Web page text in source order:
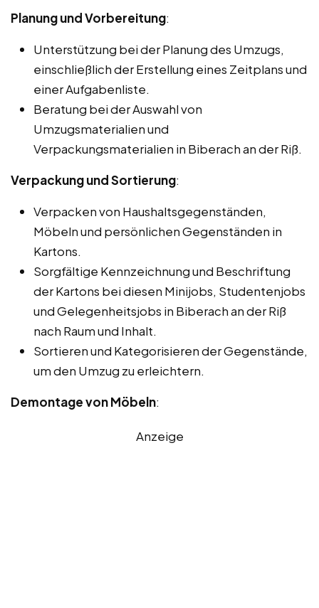
Planung und Vorbereitung:
Unterstützung bei der Planung des Umzugs,
einschließlich der Erstellung eines Zeitplans und
einer Aufgabenliste.
Beratung bei der Auswahl von
Umzugsmaterialien und
Verpackungsmaterialien in Biberach an der Riß.
Verpackung und Sortierung:
Verpacken von Haushaltsgegenständen,
Möbeln und persönlichen Gegenständen in
Kartons.
Sorgfältige Kennzeichnung und Beschriftung
der Kartons bei diesen Minijobs, Studentenjobs
und Gelegenheitsjobs in Biberach an der Riß
nach Raum und Inhalt.
Sortieren und Kategorisieren der Gegenstände,
um den Umzug zu erleichtern.
Demontage von Möbeln:
Anzeige